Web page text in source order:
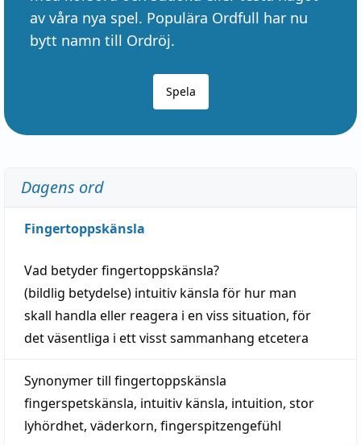
av våra nya spel. Populära Ordfull har nu
bytt namn till Ordröj.
Spela
Dagens ord
Fingertoppskänsla
Vad betyderfingertoppskänsla?
(bildlig betydelse) intuitiv känsla för hur man
skall handla eller reagera i en viss situation, för
det väsentliga i ett visstsammanhang etcetera
Synonymer till fingertoppskänsla
fingerspetskänsla, intuitiv känsla, intuition, stor
lyhördhet, väderkorn, fingerspitzengefühl